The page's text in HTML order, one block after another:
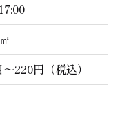
220円（税込）